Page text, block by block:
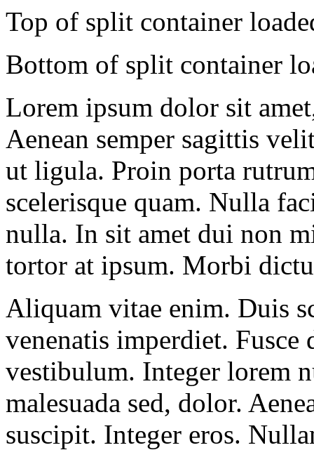
Top of split container
Bottom of split container
Lorem ipsum dolor sit
Aenean semper sagittis
ut ligula. Proin porta
scelerisque quam. Nulla
nulla. In sit amet dui non
tortor at ipsum. Morbi
Aliquam vitae enim. Duis
venenatis imperdiet.
vestibulum. Integer lorem
malesuada sed, dolor.
suscipit. Integer eros.